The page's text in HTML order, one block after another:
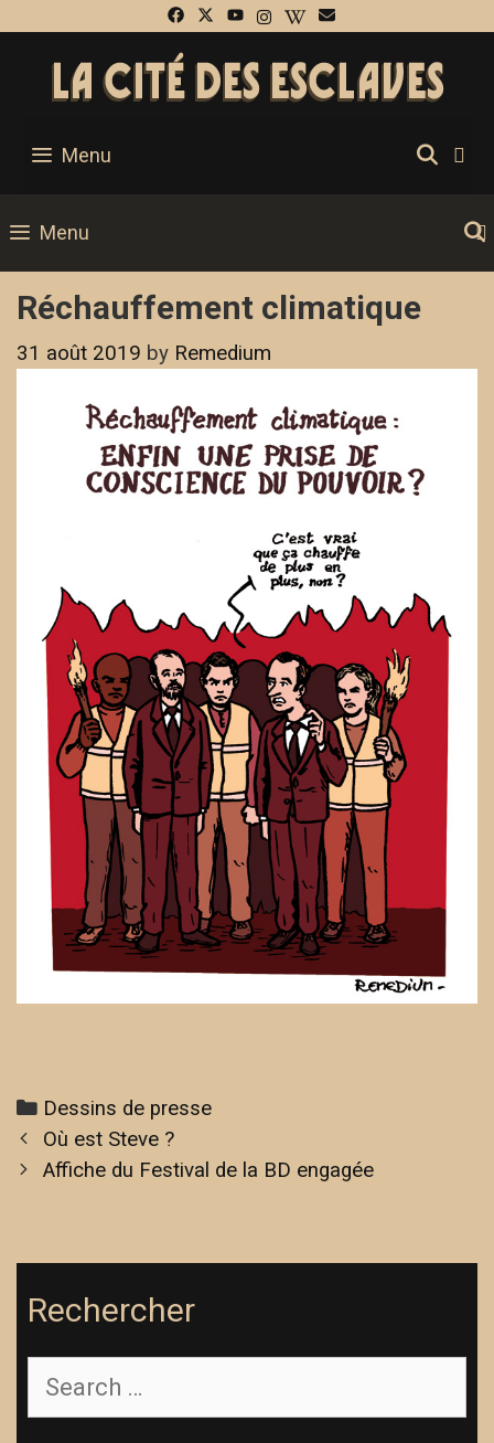
content
Menu
Menu
Réchauffement climatique
31 août 2019 by Remedium
Categories
Dessins de presse
Post
navigation
Où est Steve ?
Affiche du Festival de la BD engagée
Rechercher
Search
for: